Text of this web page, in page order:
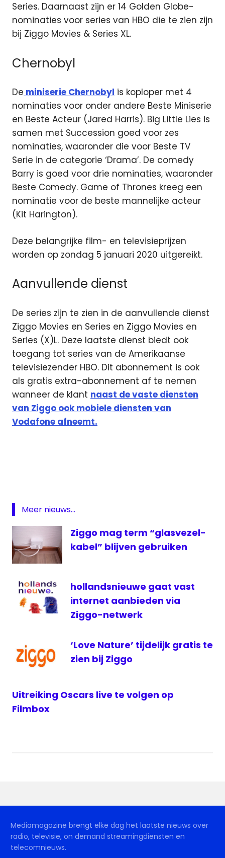
Series. Daarnaast zijn er 14 Golden Globe-
nominaties voor series van HBO die te zien zijn
bij Ziggo Movies & Series XL.
Chernobyl
De miniserie Chernobyl is koploper met 4
nominaties voor onder andere Beste Miniserie
en Beste Acteur (Jared Harris). Big Little Lies is
samen met Succession goed voor zes
nominaties, waaronder die voor Beste TV
Serie in de categorie ‘Drama’. De comedy
Barry is goed voor drie nominaties, waaronder
Beste Comedy. Game of Thrones kreeg een
nominatie voor de beste mannelijke acteur
(Kit Harington).
Deze belangrijke film- en televisieprijzen
worden op zondag 5 januari 2020 uitgereikt.
Aanvullende dienst
De series zijn te zien in de aanvullende dienst
Ziggo Movies en Series en Ziggo Movies en
Series (X)L. Deze laatste dienst biedt ook
toegang tot series van de Amerikaanse
televisiezender HBO. Dit abonnement is ook
als gratis extra-abonnement af te nemen
wanneer de klant naast de vaste diensten
van Ziggo ook mobiele diensten van
Vodafone afneemt.
&
Series
XL
ziggo
Meer nieuws...
Ziggo mag term “glasvezel-
kabel” blijven gebruiken
hollandsnieuwe gaat vast
internet aanbieden via
Ziggo-netwerk
‘Love Nature’ tijdelijk gratis te
zien bij Ziggo
Uitreiking Oscars live te volgen op
Filmbox
Mediamagazine brengt elke dag het laatste nieuws over
radio, televisie, on demand streamingdiensten en
telecomnieuws.